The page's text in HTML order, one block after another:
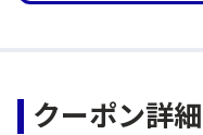
クーポン詳細